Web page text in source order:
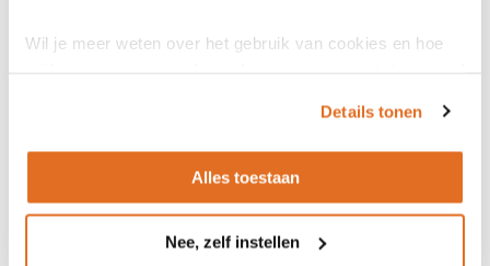
Wil je meer weten over het gebruik van cookies en hoe
Details tonen
Alles toestaan
Nee, zelf instellen
LinkedInYoutube